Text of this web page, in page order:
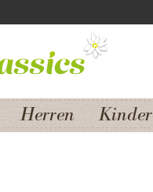
Hauptbereich springen
Herren Kinder